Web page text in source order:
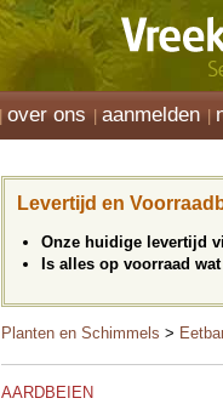
over ons aanmelden
Levertijd en
Onze huidige levertijd
Is alles op voorraad
Planten en Schimmels >
AARDBEIEN